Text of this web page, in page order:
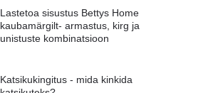
Lastetoa sisustus Bettys Home
kaubamärgilt- armastus, kirg ja
unistuste kombinatsioon
Katsikukingitus - mida kinkida